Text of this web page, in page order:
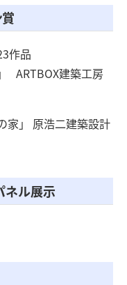
作品
ARTBOX建築工房
」 原浩二建築設計
ル展示